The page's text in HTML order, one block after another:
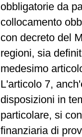
obbligatorie da
collocamento
con decreto del
regioni, sia
medesimo
L'articolo 7,
disposizioni in
particolare, si
finanziaria di